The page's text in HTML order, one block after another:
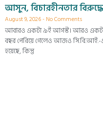
আসুন, বিচারহীনতার
August 9, 2026 No Comments
আবারও একটা ৯ই আগস্ট। আরও
বছর পেরিয়ে গেলেও আজও সি.বি.আই.-
হয়েছে, কিন্তু